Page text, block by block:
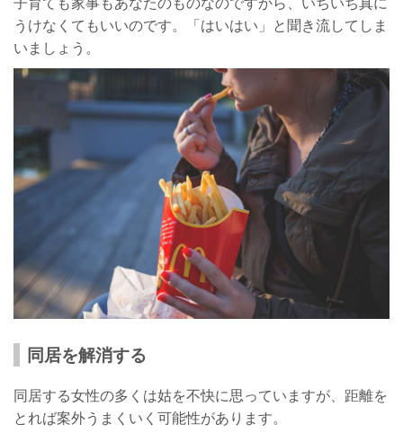
うけなくてもいいのです。「はいはい」と聞き流してしま
いましょう。
同居を解消する
同居する女性の多くは姑を不快に思っていますが、距離を
とれば案外うまくいく可能性があります。